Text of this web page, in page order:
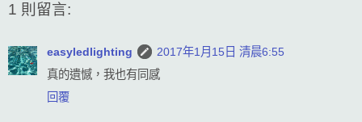
1 則留言:
easyledlighting
2017年1月15日 清晨6:55
真的遺憾，我也有同感
回覆